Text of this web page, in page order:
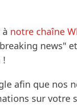
notre chaîne
news"
!
afin que nos
sur votre